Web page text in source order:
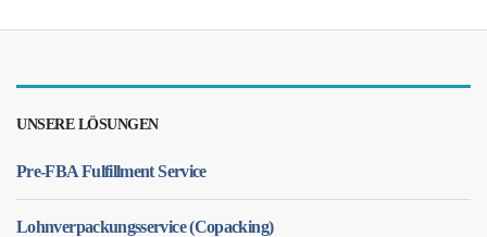
UNSERE LÖSUNGEN
Pre-FBA Fulfillment Service
Lohnverpackungsservice (Copacking)